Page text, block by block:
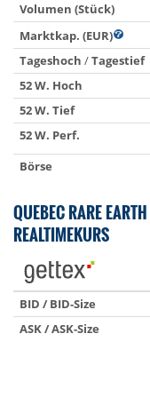
Volumen (Stück)
Marktkap. (EUR)
Tageshoch /Tagestief
52 W. Hoch
52 W. Tief
52 W. Perf.
Börse
QUEBEC RARE
REALTIMEKURS
BID / BID-Size
ASK / ASK-Size